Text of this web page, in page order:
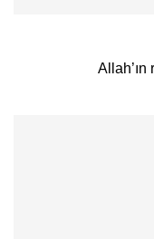
Allah’ın